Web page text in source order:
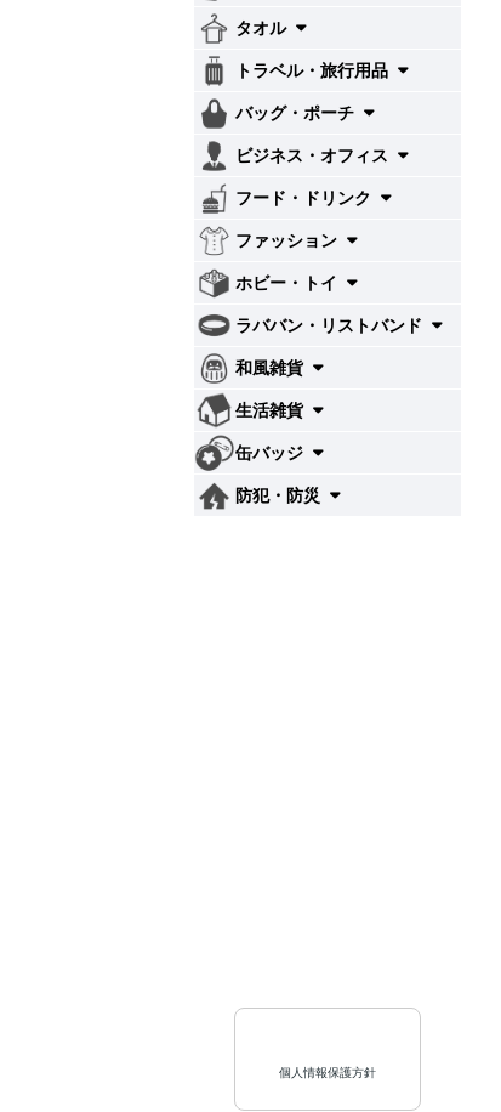
タオル
トラベル・旅行用品
バッグ・ポーチ
ビジネス・オフィス
フード・ドリンク
ファッション
ホビー・トイ
ラババン・リストバンド
和風雑貨
生活雑貨
缶バッジ
防犯・防災
個人情報保護方針